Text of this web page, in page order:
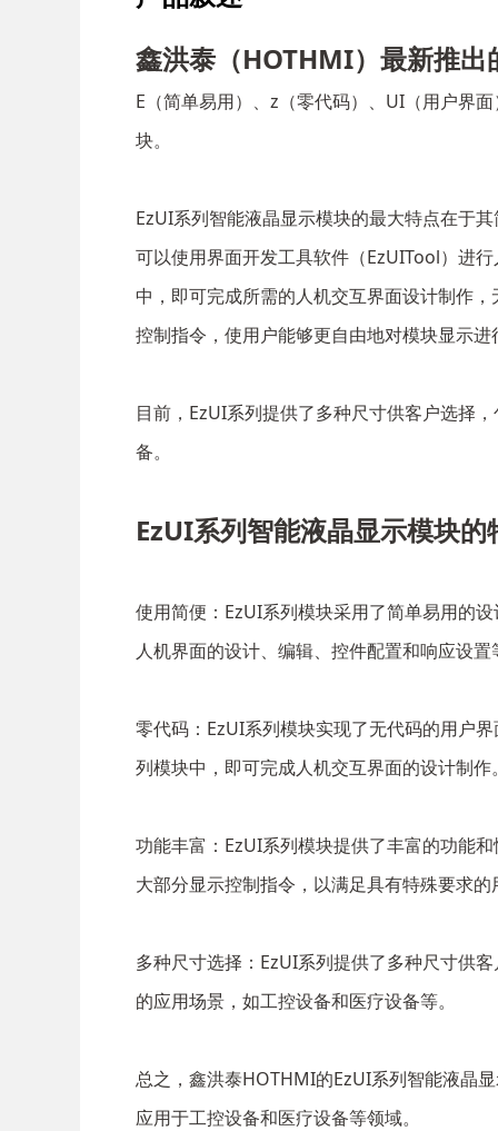
鑫洪泰（HOTHMI）最新推
E（简单易用）、z（零代码）、UI（用户界
块。
EzUI系列智能液晶显示模块的最大特点在于
可以使用界面开发工具软件（EzUITool）进
中，即可完成所需的人机交互界面设计制作
控制指令，使用户能够更自由地对模块显示
目前，EzUI系列提供了多种尺寸供客户选择
备。
EzUI系列智能液晶显示模块
使用简便：EzUI系列模块采用了简单易用的
人机界面的设计、编辑、控件配置和响应设置
零代码：EzUI系列模块实现了无代码的用户
列模块中，即可完成人机交互界面的设计制作
功能丰富：EzUI系列模块提供了丰富的功能
大部分显示控制指令，以满足具有特殊要求的
多种尺寸选择：EzUI系列提供了多种尺寸供
的应用场景，如工控设备和医疗设备等。
总之，鑫洪泰HOTHMI的EzUI系列智能液晶
应用于工控设备和医疗设备等领域。